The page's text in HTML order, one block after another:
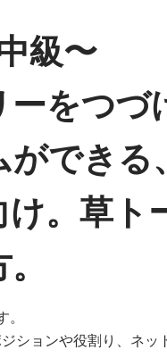
級〜
をつづ
できる
。草ト
ションや役割り、ネ